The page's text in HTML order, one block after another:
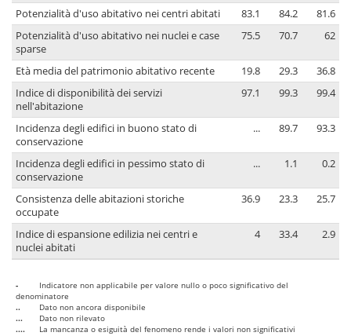
Potenzialità d'uso abitativo nei centri abitati
83.1 84.2
81.6
Potenzialità d'uso abitativo nei nuclei e case
sparse
75.5 70.7 62
Età media del patrimonio abitativo recente 19.8 29.3
36.8
Indice di disponibilità dei servizi
nell'abitazione
97.1 99.3 99.4
Incidenza degli edifici in buono stato di
conservazione
... 89.7 93.3
Incidenza degli edifici in pessimo stato di
conservazione
... 1.1 0.2
Consistenza delle abitazioni storiche
occupate
36.9 23.3 25.7
Indice di espansione edilizia nei centri e
nuclei abitati
4 33.4 2.9
-
Indicatore non applicabile per valore nullo o poco significativo del
denominatore
..
Dato non ancora disponibile
...
Dato non rilevato
....
La mancanza o esiguità del fenomeno rende i valori non significativi